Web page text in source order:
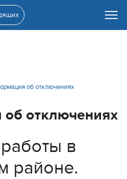
об отключениях
отключениях
в
районе.